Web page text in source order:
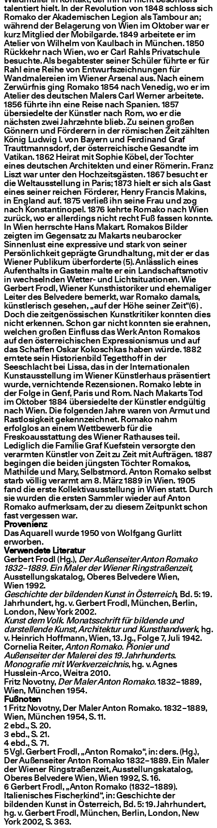
talentiert hielt. In der Revolution von 1848 schloss sich
Romako der Akademischen Legion als Tambour an;
während der Belagerung von Wien im Oktober war er
kurz Mitglied der Mobilgarde. 1849 arbeitete er im
Atelier von Wilhelm von Kaulbach in München. 1850
Rückkehr nach Wien, wo er Carl Rahls Privatschule
besuchte. Als begabtester seiner Schüler führte er für
Rahl eine Reihe von Entwurfszeichnungen für
Wandmalereien im Wiener Arsenal aus. Nach einem
Zerwürfnis ging Romako 1854 nach Venedig, wo er im
Atelier des deutschen Malers Carl Werner arbeitete.
1856 führte ihn eine Reise nach Spanien. 1857
übersiedelte der Künstler nach Rom, wo er die
nächsten zwei Jahrzehnte blieb. Zu seinen großen
Gönnern und Förderern in der römischen Zeit zählten
König Ludwig I. von Bayern und Ferdinand Graf
Trauttmannsdorf, der österreichische Gesandte im
Vatikan. 1862 Heirat mit Sophie Köbel, der Tochter
eines deutschen Architekten und einer Römerin. Franz
Liszt war unter den Hochzeitsgästen. 1867 besucht er
die Weltausstellung in Paris; 1873 hielt er sich als Gast
eines seiner reichen Förderer, Henry Francis Makins,
in England auf. 1875 verließ ihn seine Frau und zog
nach Konstantinopel. 1876 kehrte Romako nach Wien
zurück, wo er allerdings nicht recht Fuß fassen konnte.
In Wien herrschte Hans Makart. Romakos Bilder
zeigten im Gegensatz zu Makarts neubarocker
Sinnenlust eine expressive und stark von seiner
Persönlichkeit geprägte Grundhaltung, mit der er das
Wiener Publikum überforderte (5). Anlässlich eines
Aufenthalts in Gastein malte er ein Landschaftsmotiv
in wechselnden Wetter- und Lichtsituationen. Wie
Gerbert Frodl, Wiener Kunsthistoriker und ehemaliger
Leiter des Belvedere bemerkt, war Romako damals,
künstlerisch gesehen,„auf der Höhe seiner Zeit“(6) .
Doch die zeitgenössischen Kunstkritiker konnten dies
nicht erkennen. Schon gar nicht konnten sie erahnen,
welchen großen Einfluss das Werk Anton Romakos
auf den österreichischen Expressionismus und auf
das Schaffen Oskar Kokoschkas haben würde. 1882
erntete sein Historienbild Tegetthoff in der
Seeschlacht bei Lissa, das in der Internationalen
Kunstausstellung im Wiener Künstlerhaus präsentiert
wurde, vernichtende Rezensionen. Romako lebte in
der Folge in Genf, Paris und Rom. Nach Makarts Tod
im Oktober 1884 übersiedelte der Künstler endgültig
nach Wien. Die folgenden Jahre waren von Armut und
Rastlosigkeit gekennzeichnet. Romako nahm
erfolglos an einem Wettbewerb für die
Freskoausstattung des Wiener Rathauses teil.
Lediglich die Familie Graf Kuefstein versorgte den
verarmten Künstler von Zeit zu Zeit mit Aufträgen. 1887
begingen die beiden jüngsten Töchter Romakos,
Mathilde und Mary, Selbstmord. Anton Romako selbst
starb völlig verarmt am 8. März 1889 in Wien. 1905
fand die erste Kollektivausstellung in Wien statt. Durch
sie wurden die ersten Sammler wieder auf Anton
Romako aufmerksam, der zu diesem Zeitpunkt schon
fast vergessen war.
Provenienz
Das Aquarell wurde 1950 von Wolfgang Gurlitt
erworben.
Verwendete Literatur
Gerbert Frodl (Hg.), Der Außenseiter Anton Romako
1832 – 1889. Ein Maler der Wiener Ringstraßenzeit,
Ausstellungskatalog, Oberes Belvedere Wien,
Wien 1992.
Geschichte der bildenden Kunst in Österreich, Bd. 5: 19.
Jahrhundert, hg. v. Gerbert Frodl, München, Berlin,
London, New York 2002.
Kunst dem Volk. Monatsschrift für bildende und
darstellende Kunst, Architektur und Kunsthandwerk, hg.
v. Heinrich Hoffmann, Wien, 13. Jg., Folge 7, Juli 1942.
Cornelia Reiter,Anton Romako. Pionier und
Außenseiter der Malerei des 19. Jahrhunderts.
Monografie mit Werkverzeichnis, hg. v. Agnes
Husslein-Arco, Weitra 2010.
Fritz Novotny,Der Maler Anton Romako.1832 – 1889,
Wien, München 1954.
Fußnoten
1 Fritz Novotny, Der Maler Anton Romako. 1832 – 1889,
Wien, München 1954, S. 11.
2 ebd., S. 20.
3 ebd., S. 21.
4 ebd., S. 71.
5 Vgl. Gerbert Frodl,„Anton Romako“, in: ders. (Hg.),
Der Außenseiter Anton Romako 1832 – 1889. Ein Maler
der Wiener Ringstraßenzeit, Ausstellungskatalog,
Oberes Belvedere Wien, Wien 1992, S. 16.
6 Gerbert Frodl,„Anton Romako (1832 – 1889).
Italienisches Fischerkind“, in: Geschichte der
bildenden Kunst in Österreich, Bd. 5: 19. Jahrhundert,
hg. v. Gerbert Frodl, München, Berlin, London, New
York 2002, S. 363.